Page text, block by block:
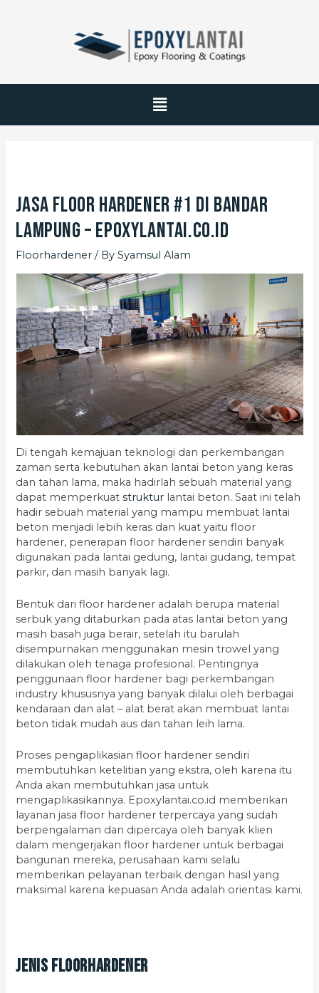
Jasa Floor Hardener #1 di Bandar
Lampung – EpoxyLantai.co.id
Floorhardener / BySyamsul Alam
Di tengah kemajuan teknologi dan perkembangan
zaman serta kebutuhan akan lantai beton yang keras
dan tahan lama, maka hadirlah sebuah material yang
dapat memperkuatstruktur lantai beton. Saat ini telah
hadir sebuah material yang mampu membuat lantai
beton menjadi lebih keras dan kuat yaitu floor
hardener, penerapan floor hardener sendiri banyak
digunakan pada lantai gedung, lantai gudang, tempat
parkir, dan masih banyak lagi.
Bentuk dari floor hardener adalah berupa material
serbuk yang ditaburkan pada atas lantai beton yang
masih basah juga berair, setelah itu barulah
disempurnakan menggunakan mesin trowel yang
dilakukan oleh tenaga profesional. Pentingnya
penggunaan floor hardener bagi perkembangan
industry khususnya yang banyak dilalui oleh berbagai
kendaraan dan alat – alat berat akan membuat lantai
beton tidak mudah aus dan tahan leih lama.
Proses pengaplikasian floor hardener sendiri
membutuhkan ketelitian yang ekstra, oleh karena itu
Anda akan membutuhkan jasa untuk
mengaplikasikannya. Epoxylantai.co.id memberikan
layanan jasa floor hardener terpercaya yang sudah
berpengalaman dan dipercaya oleh banyak klien
dalam mengerjakan floor hardener untuk berbagai
bangunan mereka, perusahaan kami selalu
memberikan pelayanan terbaik dengan hasil yang
maksimal karena kepuasan Anda adalah orientasi kami.
Jenis Floorhardener